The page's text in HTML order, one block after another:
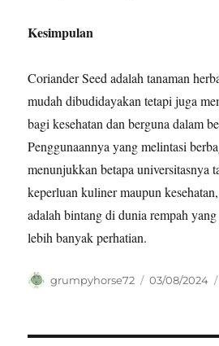
Kesimpulan
Coriander Seed adalah tanaman
mudah dibudidayakan tetapi juga
bagi kesehatan dan berguna dalam
Penggunaannya yang melintasi
menunjukkan betapa universitasnya
keperluan kuliner maupun
adalah bintang di dunia rempah
lebih banyak perhatian.
Author
grumpyhorse72
Posted
03/08/2024